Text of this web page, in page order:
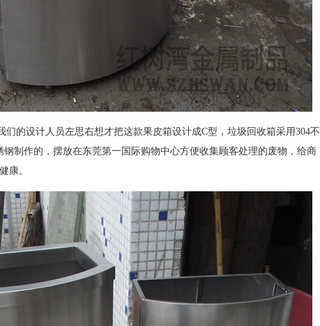
的设计人员左思右想才把这款果皮箱设计成C型，垃圾回收箱采用304不
钢制作的，摆放在东莞第一国际购物中心方便收集顾客处理的废物，给商
康。